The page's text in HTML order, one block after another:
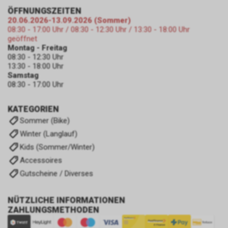
KATEGORIEN
Sommer (Bike)
Winter (Langlauf)
Kids (Sommer/Winter)
Accessoires
Gutscheine / Diverses
NÜTZLICHE INFORMATIONEN
ZAHLUNGSMETHODEN
ÖFFNUNGSZEITEN
20.06.2026-13.09.2026 (Sommer)
08:30 - 17:00 Uhr / 08:30 - 12:30 Uhr / 13:30 - 18:00 Uhr
geöffnet
Montag - Freitag
08:30 - 12:30 Uhr
13:30 - 18:00 Uhr
Samstag
08:30 - 17:00 Uhr